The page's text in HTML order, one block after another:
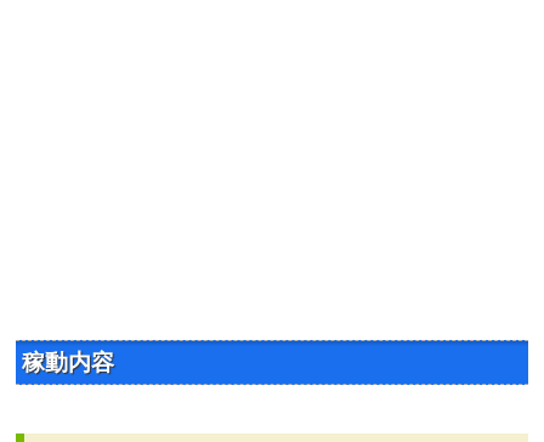
稼動内容